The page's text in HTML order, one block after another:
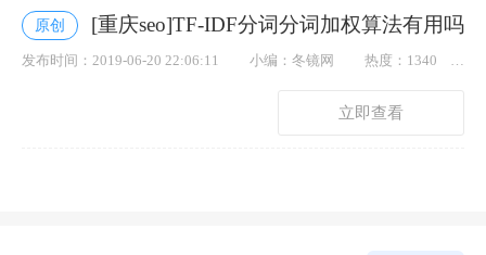
原创 [重庆seo]TF-IDF分词分词加权算法有用吗
发布时间：2019-06-20 22:06:11 小编：冬镜网
热度：1340
立即查看